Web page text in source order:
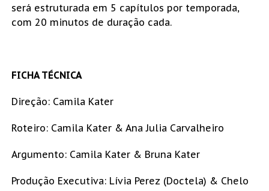
será estruturada em 5 capítulos por temporada,
com 20 minutos de duração cada.
FICHA TÉCNICA
Direção: Camila Kater
Roteiro: Camila Kater & Ana Julia Carvalheiro
Argumento: Camila Kater & Bruna Kater
Produção Executiva: Lívia Perez (Doctela) & Chelo